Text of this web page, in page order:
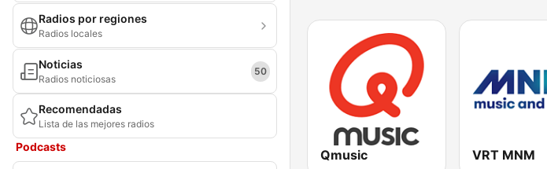
Radios por regiones
Radios locales
Noticias
Radios noticiosas
50
Recomendadas
Lista de las mejores radios
Podcasts
Qmusic VRT MNM